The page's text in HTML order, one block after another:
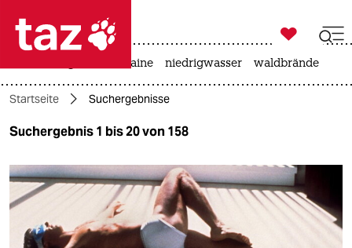
 taz zahl ich
taz zahl ich
themen
politik
öko

taz zahl ich
krieg in der ukraine niedrigwasser waldbrände
Startseite Suchergebnisse
Suchergebnis 1 bis 20 von 158